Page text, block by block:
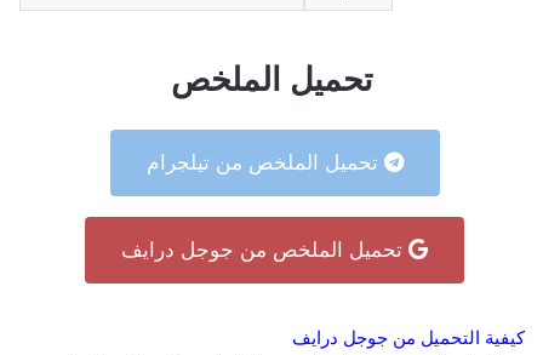
تحميل الملخص
تحميل الملخص من تيلجرام
تحميل الملخص من جوجل درايف
كيفية التحميل من جوجل درايف